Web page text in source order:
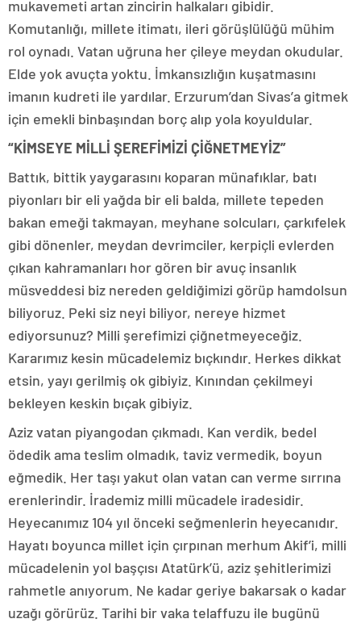
mukavemeti artan zincirin halkaları gibidir.
Komutanlığı, millete itimatı, ileri görüşlülüğü mühim
rol oynadı. Vatan uğruna her çileye meydan okudular.
Elde yok avuçta yoktu. İmkansızlığın kuşatmasını
imanın kudreti ile yardılar. Erzurum’dan Sivas’a gitmek
için emekli binbaşından borç alıp yola koyuldular.
“KİMSEYE MİLLİ ŞEREFİMİZİ ÇİĞNETMEYİZ”
Battık, bittik yaygarasını koparan münafıklar, batı
piyonları bir eli yağda bir eli balda, millete tepeden
bakan emeği takmayan, meyhane solcuları, çarkıfelek
gibi dönenler, meydan devrimciler, kerpiçli evlerden
çıkan kahramanları hor gören bir avuç insanlık
müsveddesi biz nereden geldiğimizi görüp hamdolsun
biliyoruz. Peki siz neyi biliyor, nereye hizmet
ediyorsunuz? Milli şerefimizi çiğnetmeyeceğiz.
Kararımız kesin mücadelemiz bıçkındır. Herkes dikkat
etsin, yayı gerilmiş ok gibiyiz. Kınından çekilmeyi
bekleyen keskin bıçak gibiyiz.
Aziz vatan piyangodan çıkmadı. Kan verdik, bedel
ödedik ama teslim olmadık, taviz vermedik, boyun
eğmedik. Her taşı yakut olan vatan can verme sırrına
erenlerindir. İrademiz milli mücadele iradesidir.
Heyecanımız 104 yıl önceki seğmenlerin heyecanıdır.
Hayatı boyunca millet için çırpınan merhum Akif’i, milli
mücadelenin yol başçısı Atatürk’ü, aziz şehitlerimizi
rahmetle anıyorum. Ne kadar geriye bakarsak o kadar
uzağı görürüz. Tarihi bir vaka telaffuzu ile bugünü